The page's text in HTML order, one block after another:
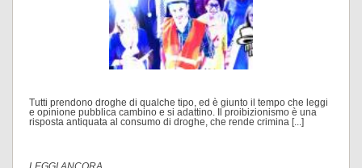
Tutti prendono droghe di qualche tipo, ed è giunto il tempo che leggi
e opinione pubblica cambino e si adattino. Il proibizionismo è una
risposta antiquata al consumo di droghe, che rende crimina [...]